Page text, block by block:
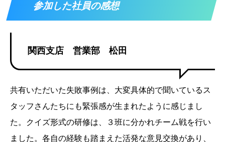
参加した社員の感想
関西支店 営業部 松田
共有いただいた失敗事例は、大変具体的で聞いているス
タッフさんたちにも緊張感が生まれたように感じまし
た。クイズ形式の研修は、３班に分かれチーム戦を行い
ました。各自の経験も踏まえた活発な意見交換があり、